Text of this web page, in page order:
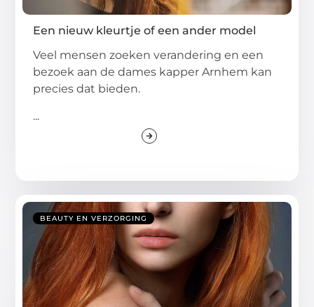
Een nieuw kleurtje of een ander model
Veel mensen zoeken verandering en een
bezoek aan de dames kapper Arnhem kan
precies dat bieden.
...
BEAUTY EN VERZORGING